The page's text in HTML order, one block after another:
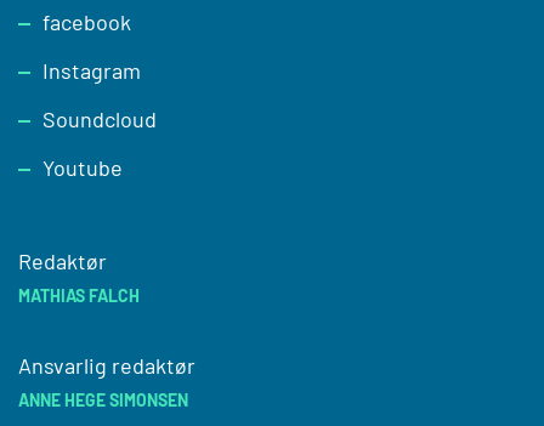
facebook
Instagram
Soundcloud
Youtube
Redaktør
MATHIAS FALCH
Ansvarlig redaktør
ANNE HEGE SIMONSEN